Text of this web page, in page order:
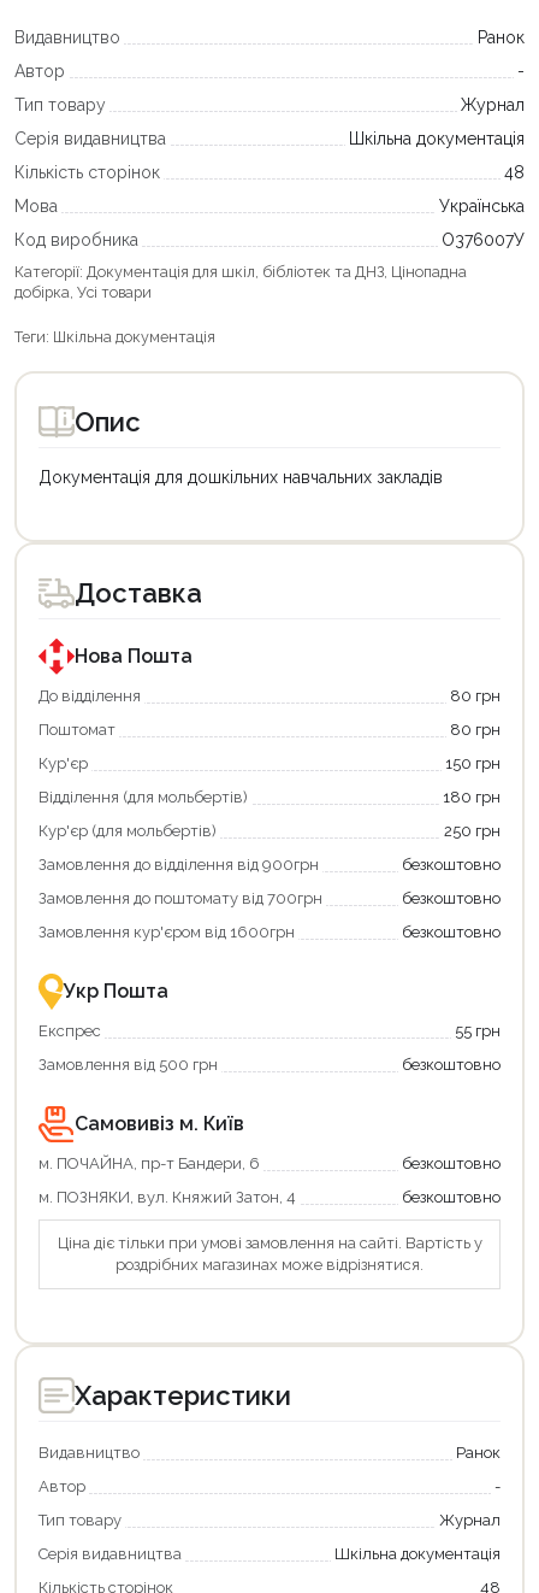
Видавництво
Ранок
Автор
-
Тип товару
Журнал
Серія видавництва
Шкільна документація
Кількість сторінок
48
Мова
Українська
Код виробника
О376007У
Категорії: Документація для шкіл, бібліотек та ДНЗ, Цінопадна
добірка, Усі товари
Теги: Шкільна документація
Опис
Документація для дошкільних навчальних закладів
товар
для
покупки
державною
програмою
«Національний
кешбек».
покупку
«Національний
кешбек»
та
отримуйте
повернення
Економте
більше
-
із
державною
підтримкою!
Доставка
Нова Пошта
До відділення
80 грн
Поштомат
80 грн
Кур'єр
150 грн
Відділення (для мольбертів)
180 грн
Кур'єр (для мольбертів)
250 грн
Замовлення до відділення від 900грн
безкоштовно
Замовлення до поштомату від 700грн
безкоштовно
Замовлення кур'єром від 1600грн
безкоштовно
Укр Пошта
Експрес
55 грн
Замовлення від 500 грн
безкоштовно
Самовивіз м. Київ
м. ПОЧАЙНА, пр-т Бандери, 6
безкоштовно
м. ПОЗНЯКИ, вул. Княжий Затон, 4
безкоштовно
Ціна діє тільки при умові замовлення на сайті. Вартість у
роздрібних магазинах може відрізнятися.
Характеристики
Видавництво
Ранок
Автор
-
Тип товару
Журнал
Серія видавництва
Шкільна документація
Кількість сторінок
48